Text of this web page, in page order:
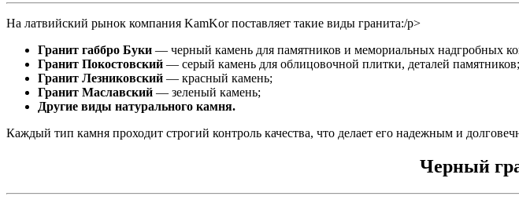
На латвийский рынок компания KamKor поставляет такие виды гранита:/p>
Гранит габбро Буки — черный камень для памятников и мемориальных надгробных
Гранит Покостовский — серый камень для облицовочной плитки, деталей памятников;
Гранит Лезниковский — красный камень;
Гранит Маславский — зеленый камень;
Другие виды натурального камня.
Каждый тип камня проходит строгий контроль качества, что делает его надежным и
Черный